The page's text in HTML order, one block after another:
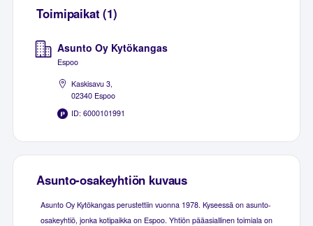
Toimipaikat (1)
Asunto Oy Kytökangas
Espoo
Kaskisavu 3,
02340 Espoo
ID: 6000101991
Asunto-osakeyhtiön kuvaus
Asunto Oy Kytökangas perustettiin vuonna 1978. Kyseessä on asunto-
osakeyhtiö, jonka kotipaikka on Espoo. Yhtiön pääasiallinen toimiala on